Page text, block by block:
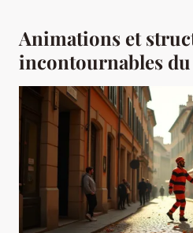
Animations et
incontournables